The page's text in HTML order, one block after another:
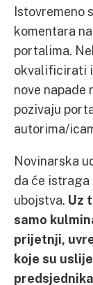
Istovremeno
komentara
portalima.
okvalificirati i
nove napade
pozivaju
autorima/
Novinarska
da će
ubojstva. Uz
samo
prijetnji,
koje su